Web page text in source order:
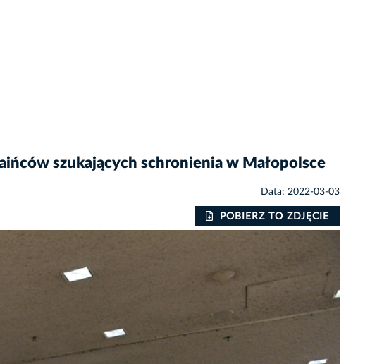
szukających schronienia w Małopolsce
Data: 2022-03-03
POBIERZ TO ZDJĘCIE